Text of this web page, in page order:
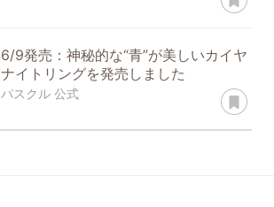
6/9発売：神秘的な“青”が美しいカイヤ
ナイトリングを発売しました
パスクル 公式